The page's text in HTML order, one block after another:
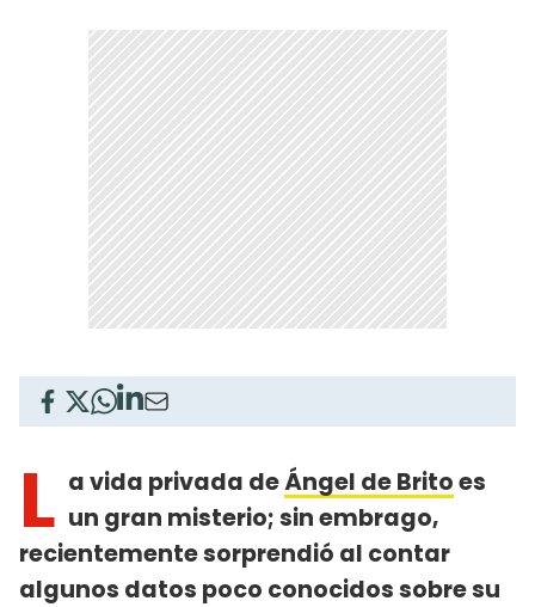
L a vida privada deÁngel de Britoes
un gran misterio; sin embrago,
recientemente sorprendió al contar
algunos datos poco conocidos sobre su